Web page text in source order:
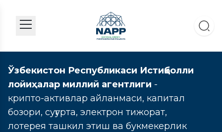
Ўзбекистон Республикаси Истиқболли
лойиҳалар миллий агентлиги -
крипто-активлар айланмаси, капитал
бозори, суғурта, электрон тижорат,
лотерея ташкил этиш ва букмекерлик